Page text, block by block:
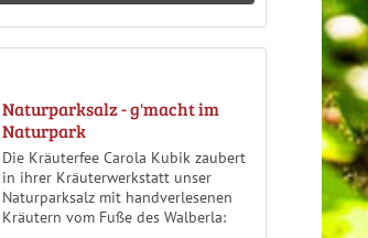
Naturparksalz - g'macht im
Naturpark
Die Kräuterfee Carola Kubik zaubert
in ihrer Kräuterwerkstatt unser
Naturparksalz mit handverlesenen
Kräutern vom Fuße des Walberla: